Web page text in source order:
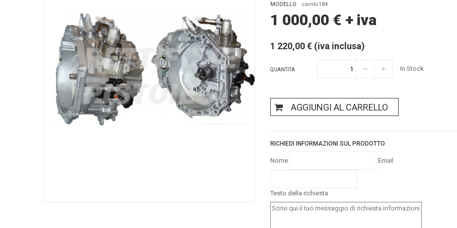
MODELLO cambi184
1 000,00 € + iva
1 220,00 € (iva inclusa)
QUANTITA In Stock
AGGIUNGI AL CARRELLO
RICHIEDI INFORMAZIONI SUL PRODOTTO
Nome Email
Testo della richiesta